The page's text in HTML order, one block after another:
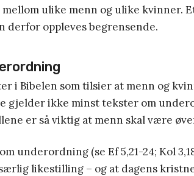
ulike menn og ulike kvinner.
derfor oppleves begrensende.
i Bibelen som tilsier at menn og
gjelder ikke minst tekster om
er så viktig at menn skal være
underordning (se Ef 5,21-24; Kol
likestilling – og at dagens